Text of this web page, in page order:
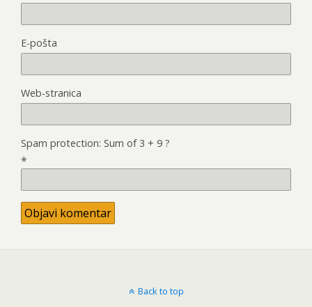
E-pošta
Web-stranica
Spam protection: Sum of 3 + 9 ?
*
Back to top